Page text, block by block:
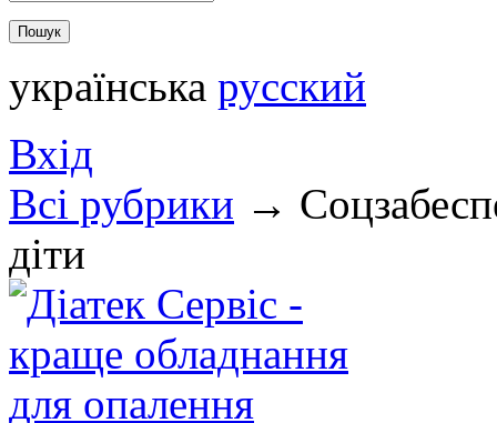
українська русский
Вхід
Всi рубрики →
діти